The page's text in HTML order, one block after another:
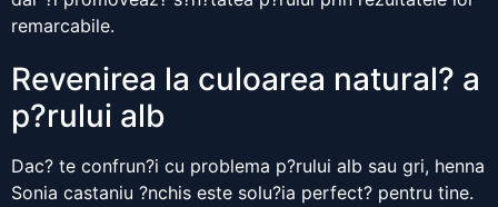
remarcabile.
Revenirea la culoarea natural? a
p?rului alb
Dac? te confrun?i cu problema p?rului alb sau gri, henna
Sonia castaniu ?nchis este solu?ia perfect? pentru tine.